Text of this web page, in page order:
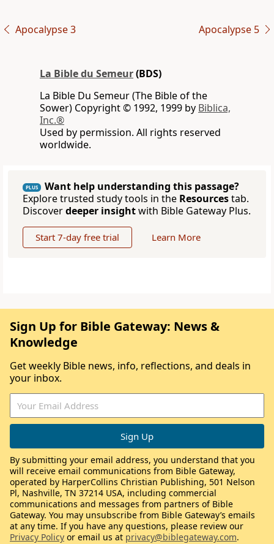
Apocalypse 3 Apocalypse 5
La Bible du Semeur(BDS)
La Bible Du Semeur (The Bible of the
Sower) Copyright © 1992, 1999 by Biblica,
Inc.®
Used by permission. All rights reserved
worldwide.
PLUS
Want help understanding this passage?
Explore trusted study tools in the Resourcestab.
Discoverdeeper insightwith Bible Gateway Plus.
Start 7-day free trial Learn More
Sign Up for Bible Gateway: News &
Knowledge
Get weekly Bible news, info, reflections, and deals in
your inbox.
By submitting your email address, you understand that you
will receive email communications from Bible Gateway,
operated by HarperCollins Christian Publishing, 501 Nelson
Pl, Nashville, TN 37214 USA, including commercial
communications and messages from partners of Bible
Gateway. You may unsubscribe from Bible Gateway’s emails
at any time. If you have any questions, please review our
Privacy Policy or email us at privacy@biblegateway.com.